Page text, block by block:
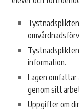
information.
Lagen omfattar
genom sitt
Uppgifter om